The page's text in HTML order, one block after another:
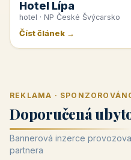
Hotel Lípa
hotel · NP České Švýcarsko
Číst článek →
REKLAMA ·
Doporučená
Bannerová inzerce
partnera